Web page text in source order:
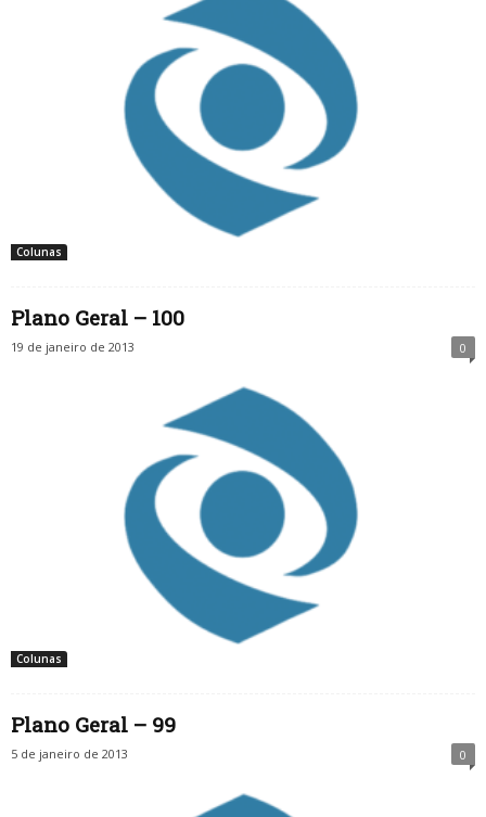
Colunas
Plano Geral – 100
19 de janeiro de 2013 0
Colunas
Plano Geral – 99
5 de janeiro de 2013 0